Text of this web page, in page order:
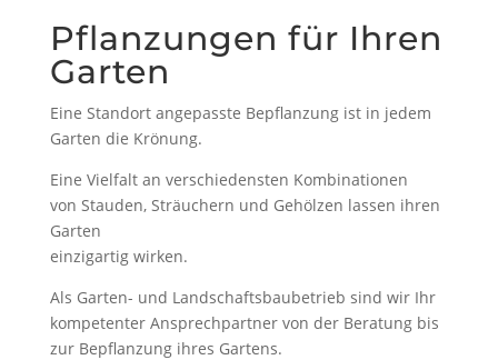
Pflanzungen für Ihren
Garten
Eine Standort angepasste Bepflanzung ist in jedem
Garten die Krönung.
Eine Vielfalt an verschiedensten Kombinationen
von Stauden, Sträuchern und Gehölzen lassen ihren
Garten
einzigartig wirken.
Als Garten- und Landschaftsbaubetrieb sind wir Ihr
kompetenter Ansprechpartner von der Beratung bis
zur Bepflanzung ihres Gartens.